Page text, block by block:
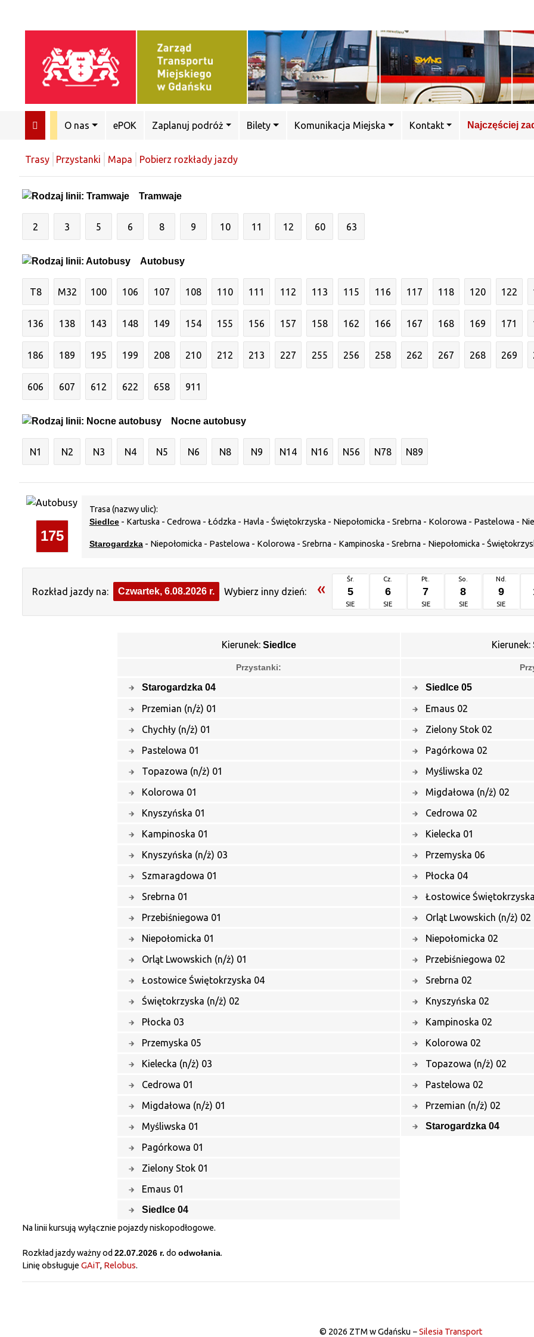
O nas ePOK Zaplanuj podróż Bilety Komunikacja Miejska Kontakt Najczęściej
Trasy Przystanki Mapa Pobierz rozkłady jazdy
Tramwaje
2 3 5 6 8 9 10 11 12 60 63
Autobusy
T8 M32 100 106 107 108 110 111 112 113 115 116 117 118 120 122
136 138 143 148 149 154 155 156 157 158 162 166 167 168 169 171
186 189 195 199 208 210 212 213 227 255 256 258 262 267 268 269
606 607 612 622 658 911
Nocne autobusy
N1 N2 N3 N4 N5 N6 N8 N9 N14 N16 N56 N78 N89
175
Trasa (nazwy ulic):
Siedlce- Kartuska - Cedrowa - Łódzka - Havla - Świętokrzyska - Niepołomicka - Srebrna - Kolorowa - Pastelowa -
Starogardzka- Niepołomicka - Pastelowa - Kolorowa - Srebrna - Kampinoska - Srebrna - Niepołomicka -
Rozkład jazdy na: Czwartek, 6.08.2026 r. Wybierz inny dzień: « Śr.
5
SIE
Cz.
6
SIE
Pt.
7
SIE
So.
8
SIE
Nd.
9
SIE
Kierunek: Siedlce
Przystanki:
Starogardzka 04
Przemian (n/ż) 01
Chychły (n/ż) 01
Pastelowa 01
Topazowa (n/ż) 01
Kolorowa 01
Knyszyńska 01
Kampinoska 01
Knyszyńska (n/ż) 03
Szmaragdowa 01
Srebrna 01
Przebiśniegowa 01
Niepołomicka 01
Orląt Lwowskich (n/ż) 01
Łostowice Świętokrzyska 04
Świętokrzyska (n/ż) 02
Płocka 03
Przemyska 05
Kielecka (n/ż) 03
Cedrowa 01
Migdałowa (n/ż) 01
Myśliwska 01
Pagórkowa 01
Zielony Stok 01
Emaus 01
Siedlce 04
Kierunek:
Siedlce 05
Emaus 02
Zielony Stok 02
Pagórkowa 02
Myśliwska 02
Migdałowa (n/ż) 02
Cedrowa 02
Kielecka 01
Przemyska 06
Płocka 04
Łostowice
Orląt Lwowskich (n/ż) 02
Niepołomicka 02
Przebiśniegowa 02
Srebrna 02
Knyszyńska 02
Kampinoska 02
Kolorowa 02
Topazowa (n/ż) 02
Pastelowa 02
Przemian (n/ż) 02
Starogardzka 04
Na linii kursują wyłącznie pojazdy niskopodłogowe.
Rozkład jazdy ważny od 22.07.2026 r. do odwołania.
Linię obsługuje GAiT, Relobus.
© 2026 ZTM w Gdańsku −Silesia Transport